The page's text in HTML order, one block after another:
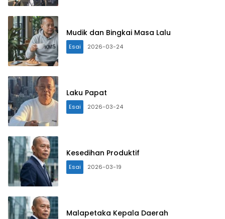
Mudik dan Bingkai Masa Lalu
Esai 2026-03-24
Laku Papat
Esai 2026-03-24
Kesedihan Produktif
Esai 2026-03-19
Malapetaka Kepala Daerah